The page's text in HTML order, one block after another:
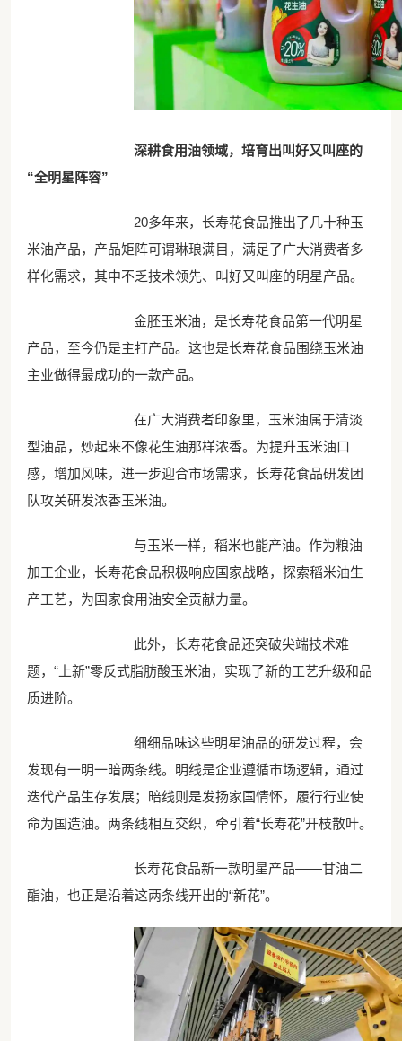
深耕食用油领域，培育出叫好又叫座的
“全明星阵容”
20多年来，长寿花食品推出了几十种玉
米油产品，产品矩阵可谓琳琅满目，满足了广大消费者多
样化需求，其中不乏技术领先、叫好又叫座的明星产品。
金胚玉米油，是长寿花食品第一代明星
产品，至今仍是主打产品。这也是长寿花食品围绕玉米油
主业做得最成功的一款产品。
在广大消费者印象里，玉米油属于清淡
型油品，炒起来不像花生油那样浓香。为提升玉米油口
感，增加风味，进一步迎合市场需求，长寿花食品研发团
队攻关研发浓香玉米油。
与玉米一样，稻米也能产油。作为粮油
加工企业，长寿花食品积极响应国家战略，探索稻米油生
产工艺，为国家食用油安全贡献力量。
此外，长寿花食品还突破尖端技术难
题，“上新”零反式脂肪酸玉米油，实现了新的工艺升级和品
质进阶。
细细品味这些明星油品的研发过程，会
发现有一明一暗两条线。明线是企业遵循市场逻辑，通过
迭代产品生存发展；暗线则是发扬家国情怀，履行行业使
命为国造油。两条线相互交织，牵引着“长寿花”开枝散叶。
长寿花食品新一款明星产品——甘油二
酯油，也正是沿着这两条线开出的“新花”。